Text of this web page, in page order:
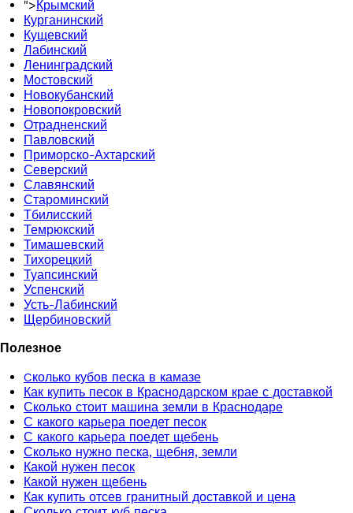
">Крымский
Курганинский
Кущевский
Лабинский
Ленинградский
Мостовский
Новокубанский
Новопокровский
Отрадненский
Павловский
Приморско-Ахтарский
Северский
Славянский
Староминский
Тбилисский
Темрюкский
Тимашевский
Тихорецкий
Туапсинский
Успенский
Усть-Лабинский
Щербиновский
Полезное
Cколько кубов песка в камазе
Как купить песок в Краснодарском крае с доставкой
Сколько стоит машина земли в Краснодаре
С какого карьера поедет песок
С какого карьера поедет щебень
Сколько нужно песка, щебня, земли
Какой нужен песок
Какой нужен щебень
Как купить отсев гранитный доставкой и цена